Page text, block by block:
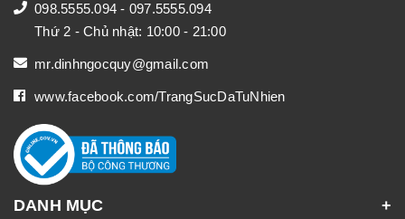
098.5555.094 - 097.5555.094
Thứ 2 - Chủ nhật: 10:00 - 21:00
mr.dinhngocquy@gmail.com
www.facebook.com/TrangSucDaTuNhien
DANH MỤC